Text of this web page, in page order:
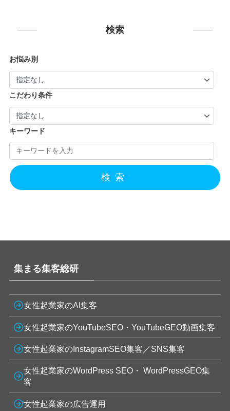
検索
お悩み別
こだわり条件
キーワード
検索
集まる集客総研
女性起業家のAI集客
女性起業家のYouTubeSEO・YouTubeGEO動画集客
女性起業家のInstagramSEO集客／SNS集客
女性起業家のWordPress SEO・ WordPressGEO集
客
女性起業家の広告運用